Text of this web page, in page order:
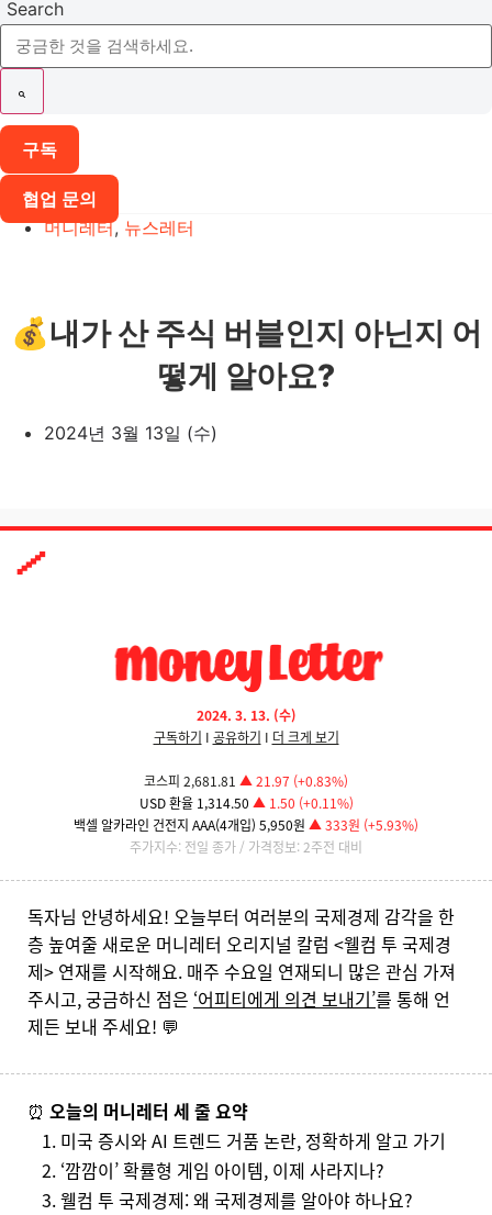
Search
구독
협업 문의
머니레터, 뉴스레터
💰내가 산 주식 버블인지 아닌지 어
떻게 알아요?
2024년 3월 13일 (수)
2024. 3. 13. (수)
구독하기 I 공유하기 I 더 크게 보기
코스피 2,681.81 ▲ 21.97 (+0.83%)
USD 환율 1,314.50 ▲ 1.50 (+0.11%)
백셀 알카라인 건전지 AAA(4개입) 5,950원 ▲ 333원 (+5.93%)
주가지수: 전일 종가 / 가격정보: 2주전 대비
독자님 안녕하세요! 오늘부터 여러분의 국제경제 감각을 한
층 높여줄 새로운 머니레터 오리지널 칼럼 <웰컴 투 국제경
제> 연재를 시작해요. 매주 수요일 연재되니 많은 관심 가져
주시고, 궁금하신 점은 ‘어피티에게 의견 보내기’를 통해 언
제든 보내 주세요! 💬
⏰ 오늘의 머니레터 세 줄 요약
미국 증시와 AI 트렌드 거품 논란, 정확하게 알고 가기
‘깜깜이’ 확률형 게임 아이템, 이제 사라지나?
웰컴 투 국제경제: 왜 국제경제를 알아야 하나요?